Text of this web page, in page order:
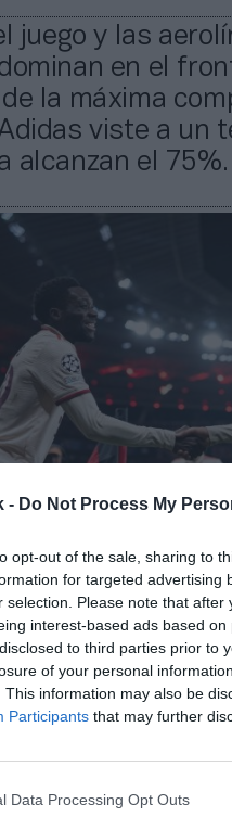
- Do Not Process My
opt-out of the sale, sharing to
for targeted advertising
selection. Please note that
interest-based ads based
to third parties prior to
of your personal
This information may also be
Participants that may further
Data Processing Opt Outs
juego y las
en el
la máxima
viste a un
alcanzan el 75%.
16 de
League 2025-2026
36 equipos, por